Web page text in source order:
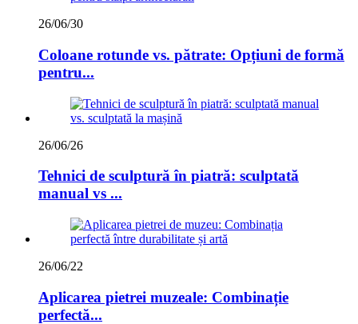
26/06/30
Coloane rotunde vs. pătrate: Opțiuni de formă
pentru...
26/06/26
Tehnici de sculptură în piatră: sculptată
manual vs ...
26/06/22
Aplicarea pietrei muzeale: Combinație
perfectă...